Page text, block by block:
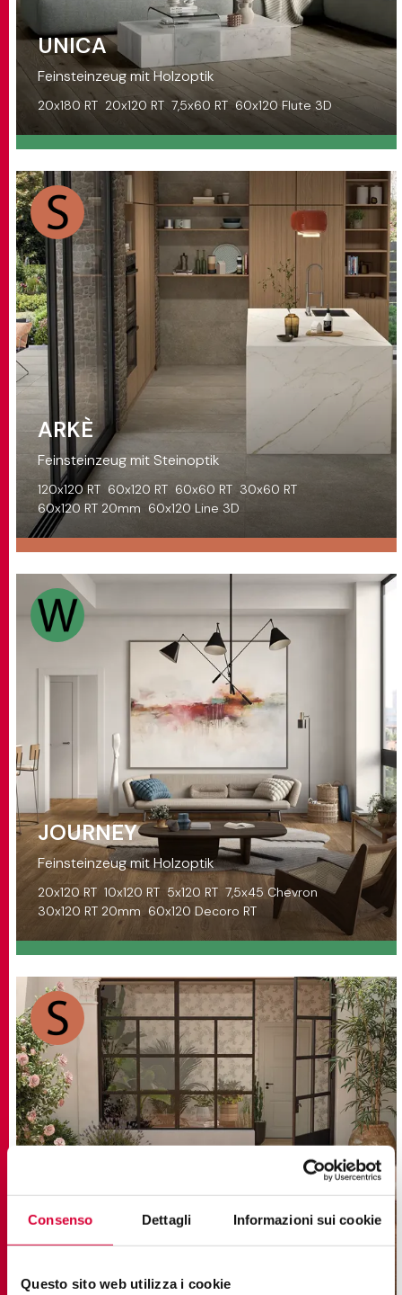
Consenso Dettagli Informazioni sui cookie
Questo sito web utilizza i cookie
UNICA
Feinsteinzeug mit Holzoptik
20x180 RT 20x120 RT 7,5x60 RT 60x120 Flute 3D
ARKÈ
Feinsteinzeug mit Steinoptik
120x120 RT 60x120 RT 60x60 RT 30x60 RT
60x120 RT 20mm 60x120 Line 3D
JOURNEY
Feinsteinzeug mit Holzoptik
20x120 RT 10x120 RT 5x120 RT 7,5x45 Chevron
30x120 RT 20mm 60x120 Decoro RT
DISCOVERY
Feinsteinzeug mit Steinoptik